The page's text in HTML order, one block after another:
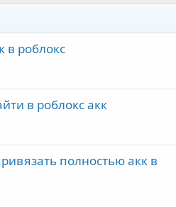
в роблокс
в роблокс акк
полностью акк в